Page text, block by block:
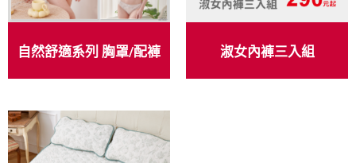
自然舒適系列 胸罩/配褲 淑女內褲三入組